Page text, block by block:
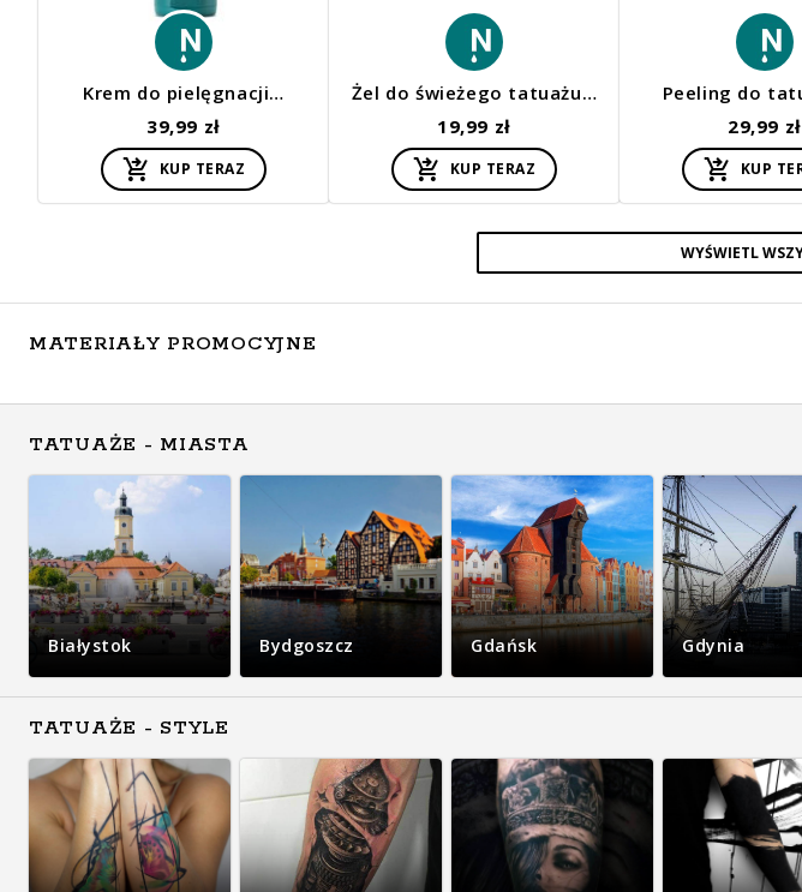
Krem do pielęgnacji…
39,99 zł
KUP TERAZ
Żel do świeżego tatuażu…
19,99 zł
KUP TERAZ
Peeling do
29,99 zł
KUP
WYŚWIETL
MATERIAŁY PROMOCYJNE
TATUAŻE - MIASTA
Białystok Bydgoszcz Gdańsk Gdynia
TATUAŻE - STYLE